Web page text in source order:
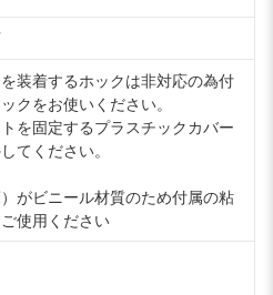
装着するホックは非対応の為付
クをお使いください。
を固定するプラスチックカバー
てください。
がビニール材質のため付属の粘
使用ください